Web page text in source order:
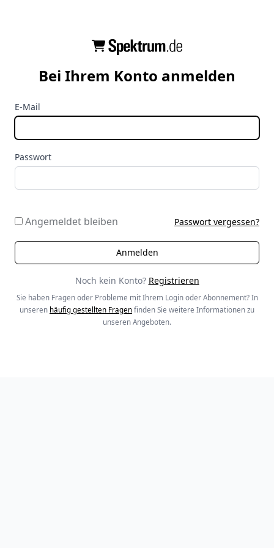
Bei Ihrem Konto anmelden
E-Mail
Passwort
Angemeldet bleiben Passwort vergessen?
Noch kein Konto? Registrieren
Sie haben Fragen oder Probleme mit Ihrem Login oder Abonnement? In
unseren häufig gestellten Fragen finden Sie weitere Informationen zu
unseren Angeboten.